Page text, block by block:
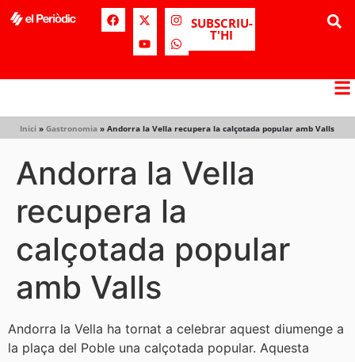
SUBSCRIU-
T'HI
Inici » Gastronomia » Andorra la Vella recupera la calçotada popular amb Valls
Andorra la Vella
recupera la
calçotada popular
amb Valls
Andorra la Vella ha tornat a celebrar aquest diumenge a
la plaça del Poble una calçotada popular. Aquesta